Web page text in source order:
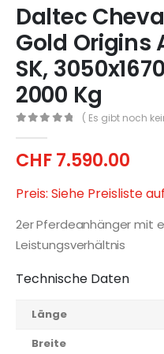
Daltec
Gold Origins
SK,
2000 Kg
( Es gibt noch
CHF7.590.00
Preis: Siehe Preisliste
2er Pferdeanhänger mit
Leistungsverhältnis
Technische Daten
Länge
Breite